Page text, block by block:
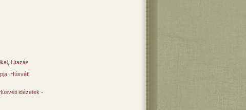
Utazás
Húsvéti
idézetek -